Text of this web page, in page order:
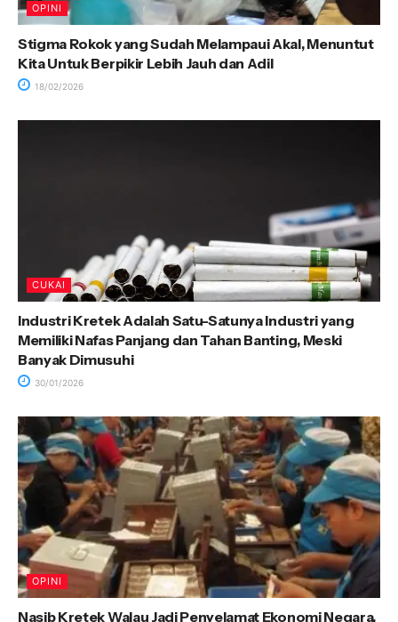
OPINI
Stigma Rokok yang Sudah Melampaui Akal, Menuntut
Kita Untuk Berpikir Lebih Jauh dan Adil
18/02/2026
CUKAI
Industri Kretek Adalah Satu-Satunya Industri yang
Memiliki Nafas Panjang dan Tahan Banting, Meski
Banyak Dimusuhi
30/01/2026
OPINI
Nasib Kretek Walau Jadi Penyelamat Ekonomi Negara,